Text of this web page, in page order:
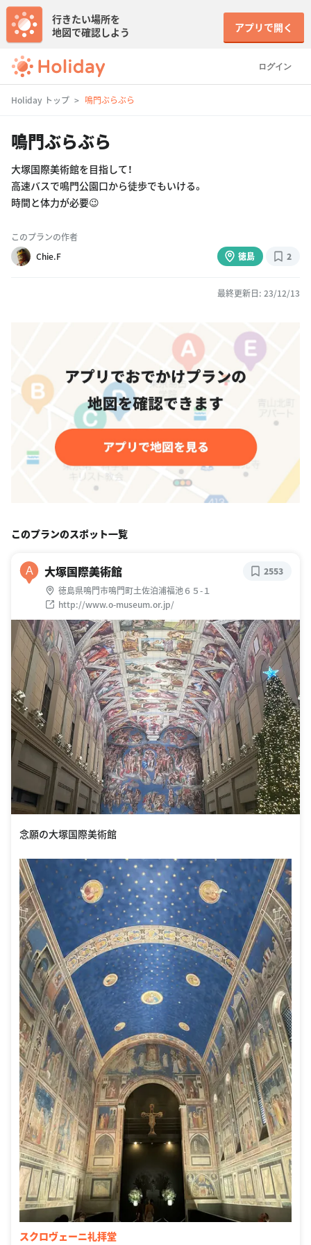
ログイン
行きたい場所を
地図で確認しよう
アプリで開く
Holiday トップ 鳴門ぶらぶら
鳴門ぶらぶら
大塚国際美術館を目指して！
高速バスで鳴門公園口から徒歩でもいける。
時間と体力が必要😉
このプランの作者
Chie.F
徳島 2
最終更新日: 23/12/13
このプランのスポット一覧
A 大塚国際美術館
徳島県鳴門市鳴門町土佐泊浦福池６５-１
http://www.o-museum.or.jp/
2553
念願の大塚国際美術館
スクロヴェーニ礼拝堂